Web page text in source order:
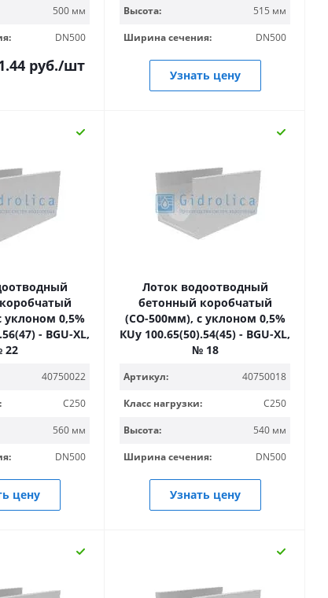
500 мм
DN500
руб./шт
Высота:
515 мм
Ширина сечения:
DN500
Узнать цену
0,5%
- BGU-XL,
22
40750022
C250
560 мм
DN500
цену
Лоток водоотводный
бетонный коробчатый
(СО-500мм), с уклоном 0,5%
КUу 100.65(50).54(45) - BGU-XL,
№ 18
Артикул:
40750018
Класс нагрузки:
C250
Высота:
540 мм
Ширина сечения:
DN500
Узнать цену